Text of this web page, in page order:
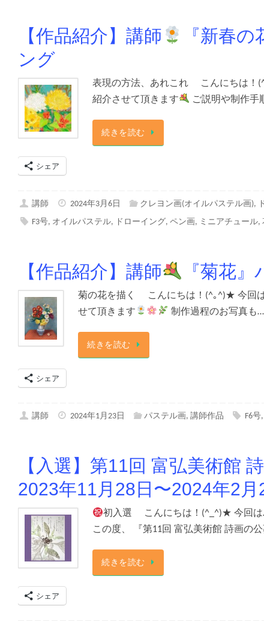
【作品紹介】講師
『新春
ング
表現の方法、あれこれ こんにちは！
紹介させて頂きます
ご説明や制作手
続きを読む
シェア
講師 2024年3月6日 クレヨン画(オイルパステル画),
F3号, オイルパステル, ドローイング,ペン画, ミニアチュール,
【作品紹介】講師 『菊花
菊の花を描く こんにちは！(^｡^)★ 今回は
せて頂きます
制作過程のお写真も…
続きを読む
シェア
講師 2024年1月23日 パステル画, 講師作品 F6号
【入選】第11回 富弘美術館
2023年11月28日〜2024年2月
初入選 こんにちは！(^_^)★ 今回は
この度、 『第11回 富弘美術館 詩画の
続きを読む
シェア